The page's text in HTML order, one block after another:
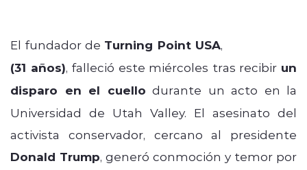
El fundador de Turning Point USA,
(31 años), falleció este miércoles tras recibir un
disparo en el cuello durante un acto en la
Universidad de Utah Valley. El asesinato del
activista conservador, cercano al presidente
Donald Trump, generó conmoción y temor por